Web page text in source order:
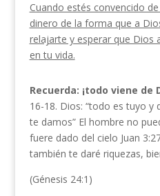
Cuando estés convencido
dinero de la forma que a
relajarte y esperar que Dios
en tu vida.
Recuerda: ¡todo viene de
16-18. Dios: “todo es tuyo y
te damos” El hombre no
fuere dado del cielo Juan
también te daré riquezas,
(Génesis 24:1)